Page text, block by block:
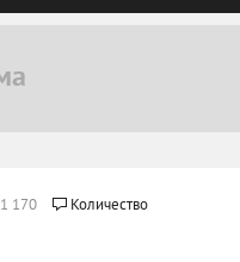
1 170
Количество